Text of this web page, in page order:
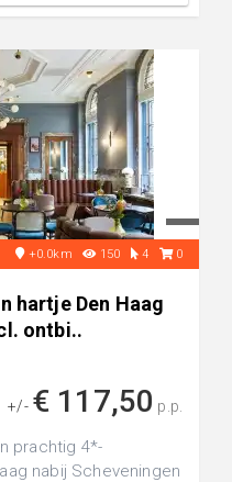
+0.0km 150 4 0
hartje Den Haag
ontbi..
+/- € 117,50 p.p.
prachtig 4*-
nabij Scheveningen